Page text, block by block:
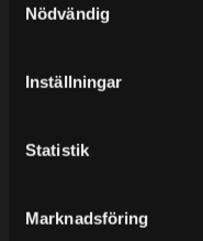
Nödvändig
Inställningar
Statistik
Marknadsföring
KONTAKTA OSS
MINA SIDOR